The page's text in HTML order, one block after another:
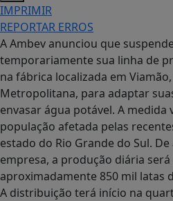
IMPRIMIR
REPORTAR ERROS
A Ambev anunciou que
temporariamente sua linha de
na fábrica localizada em
Metropolitana, para adaptar
envasar água potável. A medida
população afetada pelas
estado do Rio Grande do Sul.
empresa, a produção diária será
aproximadamente 850 mil latas
A distribuição terá início na